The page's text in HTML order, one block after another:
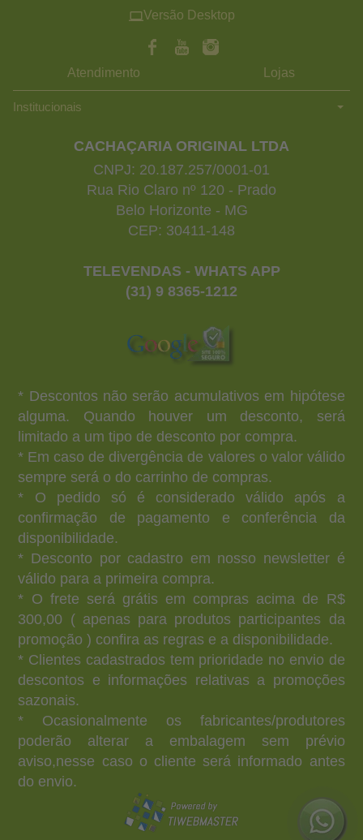
Versão Desktop
Atendimento Lojas
Institucionais
CACHAÇARIA ORIGINAL LTDA
CNPJ: 20.187.257/0001-01
Rua Rio Claro nº 120 - Prado
Belo Horizonte - MG
CEP: 30411-148
TELEVENDAS - WHATS APP
(31) 9 8365-1212
* Descontos não serão acumulativos em hipótese
alguma. Quando houver um desconto, será
limitado a um tipo de desconto por compra.
* Em caso de divergência de valores o valor válido
sempre será o do carrinho de compras.
* O pedido só é considerado válido após a
confirmação de pagamento e conferência da
disponibilidade.
* Desconto por cadastro em nosso newsletter é
válido para a primeira compra.
* O frete será grátis em compras acima de R$
300,00 ( apenas para produtos participantes da
promoção ) confira as regras e a disponibilidade.
* Clientes cadastrados tem prioridade no envio de
descontos e informações relativas a promoções
sazonais.
* Ocasionalmente os fabricantes/produtores
poderão alterar a embalagem sem prévio
aviso,nesse caso o cliente será informado antes
do envio.